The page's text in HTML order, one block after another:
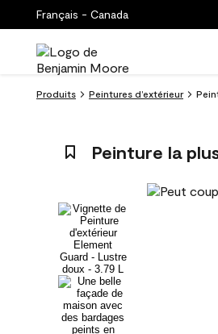
Français - Canada
Produits Peintures d’extérieur
Peinture la